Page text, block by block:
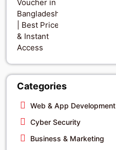
Categories
Web & App Development
Cyber Security
Business & Marketing